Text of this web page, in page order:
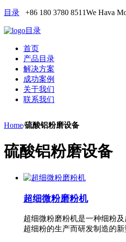
目录 +86 180 3780 8511We Hava
目录
首页
产品目录
解决方案
成功案例
关于我们
联系我们
Home/硫酸铝粉磨设备
硫酸铝粉磨设备
超细微粉磨粉机
超细微粉磨粉机是一种细粉
超细粉的生产而研发制造的